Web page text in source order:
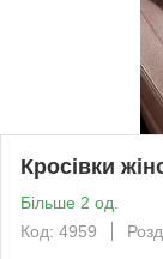
Кросівки
Більше 2 од.
Код: 4959